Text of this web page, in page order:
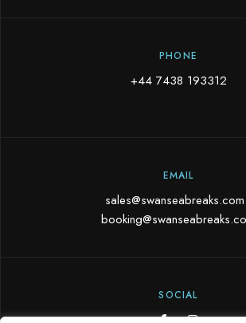
PHONE
+44 7438 193312
EMAIL
sales@swanseabreaks.com
SOCIAL